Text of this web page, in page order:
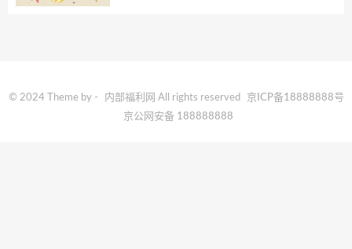
© 2024 Theme by - 内部福利网 All rights reserved
京ICP备18888888号
京公网安备 188888888